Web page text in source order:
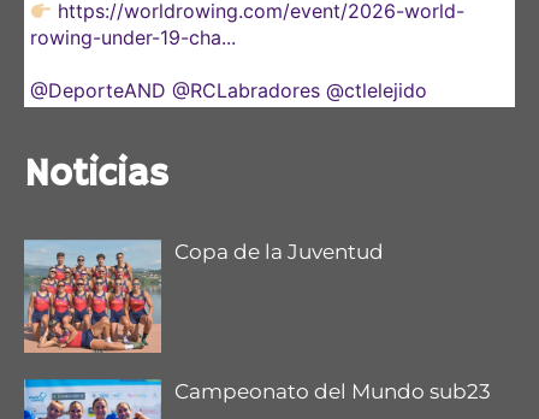
https://worldrowing.com/event/2026-world-
rowing-under-19-cha...
@DeporteAND @RCLabradores @ctlelejido
Noticias
Copa de la Juventud
Campeonato del Mundo sub23